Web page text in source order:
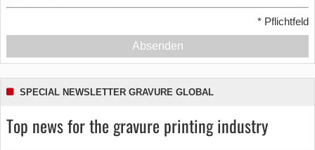
* Pflichtfeld
Absenden
SPECIAL NEWSLETTER GRAVURE GLOBAL
Top news for the gravure printing industry